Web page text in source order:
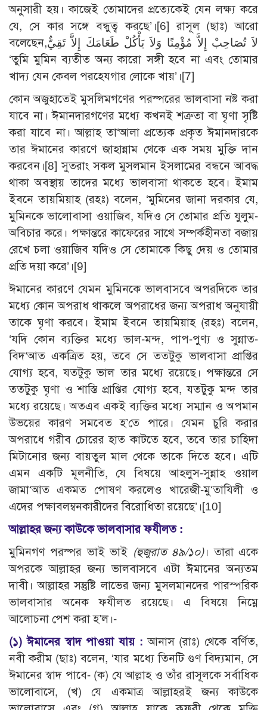
অনুসারী হয়। কাজেই তোমাদের প্রত্যেকেই যেন লক্ষ্য করে
যে, সে কার সঙ্গে বন্ধুত্ব করছে’।[6] রাসূল (ছাঃ) আরো
বলেছেন,لاَ تُصَاحِبْ إِلاَّ مُؤْمِنًا وَلاَ يَأْكُلْ طَعَامَكَ إِلاَّ تَقِيٌّ
‘তুমি মুমিন ব্যতীত অন্য কারো সঙ্গী হবে না এবং তোমার
খাদ্য যেন কেবল পরহেযগার লোকে খায়’।[7]
কোন অজুহাতেই মুসলিমগণের পরস্পরের ভালবাসা নষ্ট করা
যাবে না। ঈমানদারগণের মধ্যে কখনই শত্রুতা বা ঘৃণা সৃষ্টি
করা যাবে না। আল্লাহ তা‘আলা প্রত্যেক প্রকৃত ঈমানদারকে
তার ঈমানের কারণে জাহান্নাম থেকে এক সময় মুক্তি দান
করবেন।[8] সুতরাং সকল মুসলমান ইসলামের বন্ধনে আবদ্ধ
থাকা অবস্থায় তাদের মধ্যে ভালবাসা থাকতে হবে। ইমাম
ইবনে তায়মিয়াহ (রহঃ) বলেন, ‘মুমিনের জানা দরকার যে,
মুমিনকে ভালোবাসা ওয়াজিব, যদিও সে তোমার প্রতি যুলুম-
অবিচার করে। পক্ষান্তরে কাফেরের সাথে সম্পর্কহীনতা বজায়
রেখে চলা ওয়াজিব যদিও সে তোমাকে কিছু দেয় ও তোমার
প্রতি দয়া করে’।[9]
ঈমানের কারণে যেমন মুমিনকে ভালবাসবে অপরদিকে তার
মধ্যে কোন অপরাধ থাকলে অপরাধের জন্য অপরাধ অনুযায়ী
তাকে ঘৃণা করবে। ইমাম ইবনে তায়মিয়াহ (রহঃ) বলেন,
‘যদি কোন ব্যক্তির মধ্যে ভাল-মন্দ, পাপ-পুণ্য ও সুন্নাত-
বিদ‘আত একত্রিত হয়, তবে সে ততটুকু ভালবাসা প্রাপ্তির
যোগ্য হবে, যতটুকু ভাল তার মধ্যে রয়েছে। পক্ষান্তরে সে
ততটুকু ঘৃণা ও শাস্তি প্রাপ্তির যোগ্য হবে, যতটুকু মন্দ তার
মধ্যে রয়েছে। অতএব একই ব্যক্তির মধ্যে সম্মান ও অপমান
উভয়ের কারণ সমবেত হ’তে পারে। যেমন চুরি করার
অপরাধে গরীব চোরের হাত কাটতে হবে, তবে তার চাহিদা
মিটানোর জন্য বায়তুল মাল থেকে তাকে দিতে হবে। এটি
এমন একটি মূলনীতি, যে বিষয়ে আহলুস-সুন্নাহ ওয়াল
জামা‘আত একমত পোষণ করলেও খারেজী-মু‘তাযিলী ও
এদের পক্ষাবলম্বনকারীদের বিরোধিতা রয়েছে’।[10]
আল্লাহর জন্য কাউকে ভালবাসার ফযীলত :
মুমিনগণ পরস্পর ভাই ভাই (হুজুরাত ৪৯/১০)। তারা একে
অপরকে আল্লাহর জন্য ভালবাসবে এটা ঈমানের অন্যতম
দাবী। আল্লাহর সন্তুষ্টি লাভের জন্য মুসলমানদের পারস্পরিক
ভালবাসার অনেক ফযীলত রয়েছে। এ বিষয়ে নিম্নে
আলোচনা পেশ করা হ’ল।-
(১) ঈমানের স্বাদ পাওয়া যায় : আনাস (রাঃ) থেকে বর্ণিত,
নবী করীম (ছাঃ) বলেন, ‘যার মধ্যে তিনটি গুণ বিদ্যমান, সে
ঈমানের স্বাদ পাবে- (ক) যে আল্লাহ ও তাঁর রাসূলকে সর্বাধিক
ভালোবাসে, (খ) যে একমাত্র আল্লাহরই জন্য কাউকে